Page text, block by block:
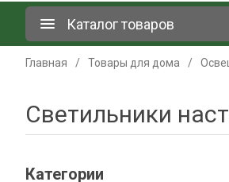
Каталог товаров
Главная / Товары для дома /
Светильники
Категории